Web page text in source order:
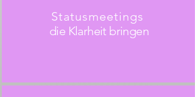
Statusmeetings
die Klarheit bringen